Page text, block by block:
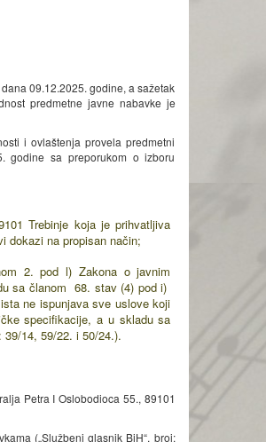
09.12.2025. godine, a sažetak
predmetne javne nabavke je
i ovlaštenja provela predmetni
godine sa preporukom o izboru
Trebinje koja je prihvatljiva
dokazi na propisan način;
2. pod l) Zakona o javnim
sa članom 68. stav (4) pod i)
ne ispunjava sve uslove koji
specifikacije, a u skladu sa
14, 59/22. i 50/24.).
Petra I Oslobodioca 55., 89101
(„Službeni glasnik BiH“, broj: